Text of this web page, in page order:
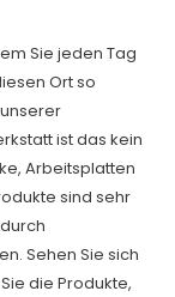
Sie jeden Tag
Ort so
ist das kein
Arbeitsplatten
sind sehr
Sehen Sie sich
die Produkte,